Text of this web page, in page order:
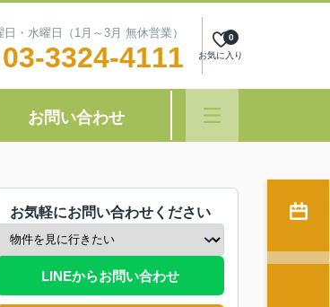
・水曜日（1月～3月 無休営業）
03-3324-4111 お気に入り
0
お問い合わせ
お気軽にお問い合わせください
LINEからお問い合わせ